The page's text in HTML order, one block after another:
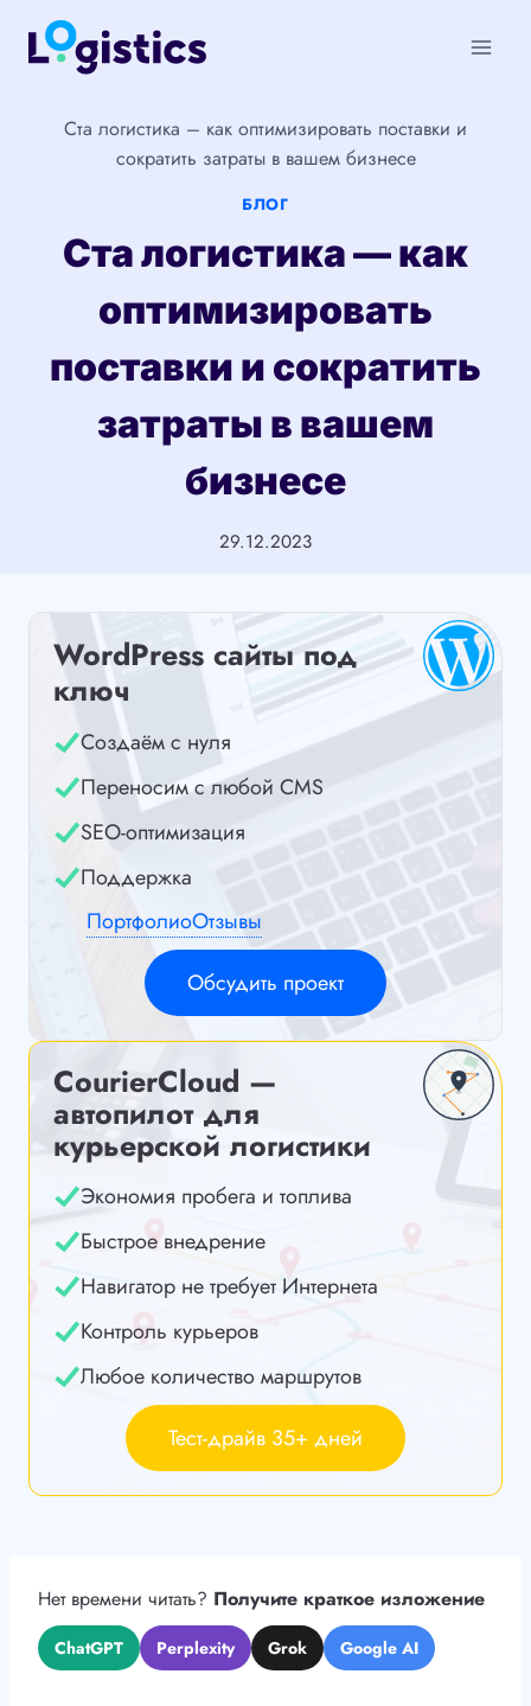
Перейти
Ста логистика – как оптимизировать поставки и
сократить затраты в вашем бизнесе
БЛОГ
Ста логистика — как
оптимизировать
поставки и сократить
затраты в вашем
бизнесе
29.12.2023
WordPress сайты под
ключ
Создаём с нуля
Переносим с любой CMS
SEO-оптимизация
Поддержка
ПортфолиоОтзывы
Обсудить проект
CourierCloud —
автопилот для
курьерской логистики
Экономия пробега и топлива
Быстрое внедрение
Навигатор не требует Интернета
Контроль курьеров
Любое количество маршрутов
Тест-драйв 35+ дней
Нет времени читать? Получите краткое изложение
ChatGPT Perplexity Grok Google AI